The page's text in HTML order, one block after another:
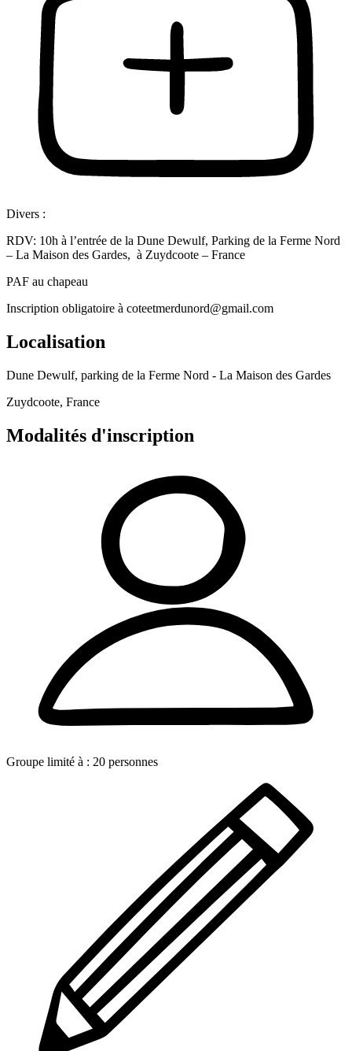
Divers :
RDV: 10h à l’entrée de la Dune Dewulf, Parking de la Ferme Nord
– La Maison des Gardes, à Zuydcoote – France
PAF au chapeau
Inscription obligatoire à coteetmerdunord@gmail.com
Localisation
Dune Dewulf, parking de la Ferme Nord - La Maison des Gardes
Zuydcoote, France
Modalités d'inscription
Groupe limité à : 20 personnes